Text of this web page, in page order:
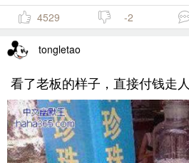
4529 -2
tongletao
看了老板的样子，直接付钱走人